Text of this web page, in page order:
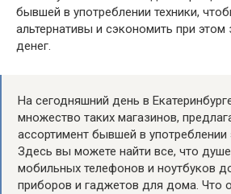
бывшей в употреблении техники,
альтернативы и сэкономить при
денег.
На сегодняшний день в
множество таких магазинов,
ассортимент бывшей в употреблении
Здесь вы можете найти все, что
мобильных телефонов и ноутбуков
приборов и гаджетов для дома. Что